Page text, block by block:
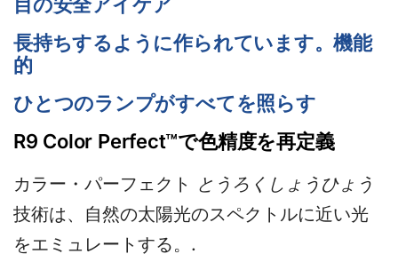
長持ちするように作られています。機能
的
ひとつのランプがすべてを照らす
R9 Color Perfect™で色精度を再定義
カラー・パーフェクト とうろくしょうひょう
技術は、自然の太陽光のスペクトルに近い光
をエミュレートする。.